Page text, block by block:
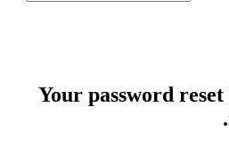
Your password